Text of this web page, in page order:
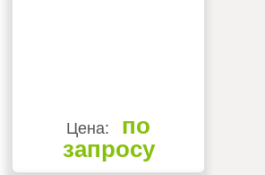
Цена:
по
запросу